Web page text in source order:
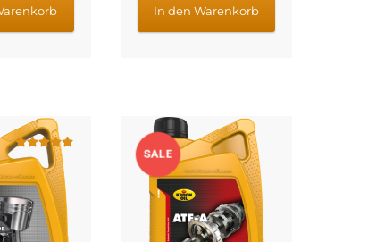
In den Warenkorb
Bewertet mit
5.00
von 5
SALE
!